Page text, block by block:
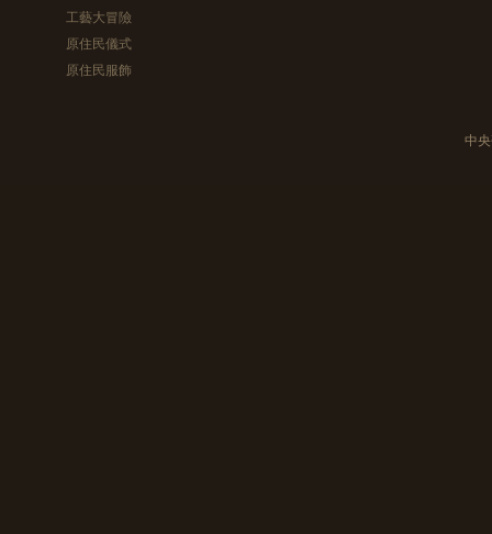
工藝大冒險
原住民儀式
原住民服飾
中